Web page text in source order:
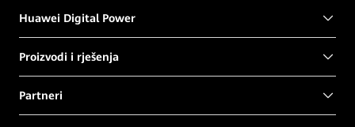
Huawei Digital Power
Proizvodi i rješenja
Partneri